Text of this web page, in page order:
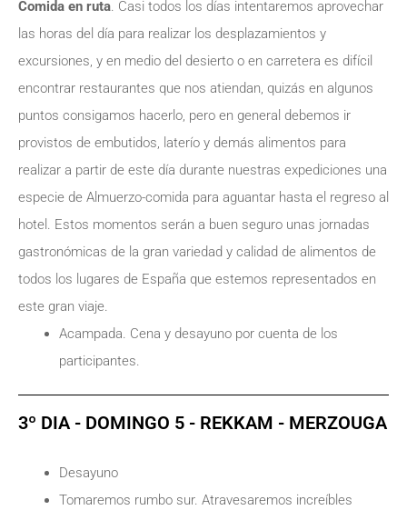
Comida en ruta. Casi todos los días intentaremos aprovechar
las horas del día para realizar los desplazamientos y
excursiones, y en medio del desierto o en carretera es difícil
encontrar restaurantes que nos atiendan, quizás en algunos
puntos consigamos hacerlo, pero en general debemos ir
provistos de embutidos, laterío y demás alimentos para
realizar a partir de este día durante nuestras expediciones una
especie de Almuerzo-comida para aguantar hasta el regreso al
hotel. Estos momentos serán a buen seguro unas jornadas
gastronómicas de la gran variedad y calidad de alimentos de
todos los lugares de España que estemos representados en
este gran viaje.
Acampada. Cena y desayuno por cuenta de los
participantes.
3º DIA - DOMINGO 5 - REKKAM - MERZOUGA
Desayuno
Tomaremos rumbo sur. Atravesaremos increíbles